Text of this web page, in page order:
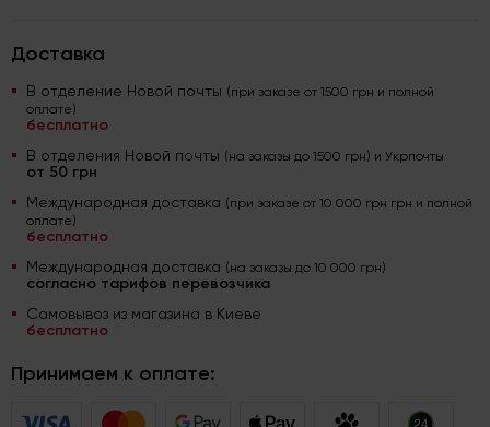
Доставка
В отделение Новой почты (при заказе от 1500 грн и полной
оплате)
бесплатно
В отделения Новой почты (на заказы до 1500 грн) и Укрпочты
от 50 грн
Международная доставка (при заказе от 10 000 грн грн и полной
оплате)
бесплатно
Международная доставка (на заказы до 10 000 грн)
согласно тарифов перевозчика
Самовывоз из магазина в Киеве
бесплатно
Принимаем к оплате: